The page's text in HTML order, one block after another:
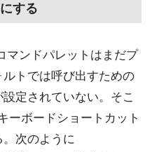
する
マンドパレットはまだプ
トでは呼び出すための
定されていない。そこ
ーボードショートカット
次のように